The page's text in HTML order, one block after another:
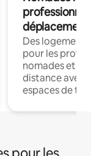
déplacement
Des
pour les
nomades et
distance avec
espaces de